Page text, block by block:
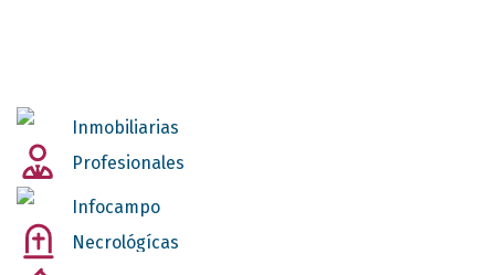
Inmobiliarias
Profesionales
Infocampo
Necrológícas